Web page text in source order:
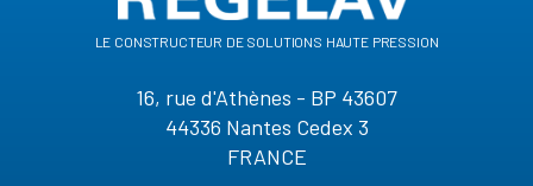
le constructeur de solutions haute pression
16, rue d'Athènes - BP 43607
44336 Nantes Cedex 3
FRANCE